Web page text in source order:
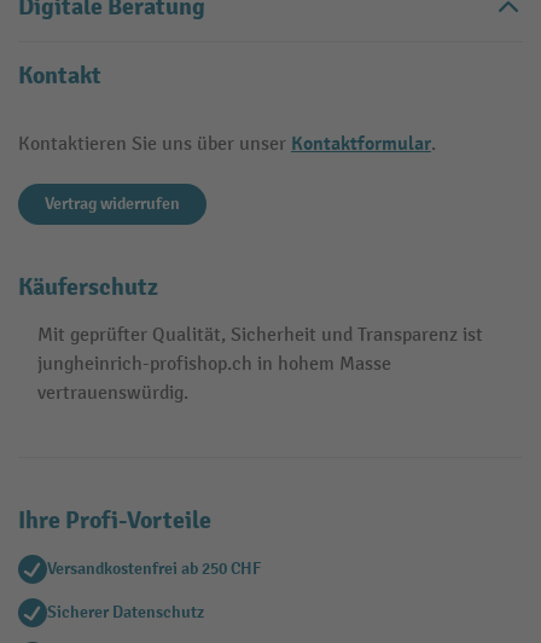
Digitale Beratung
Kontakt
Kontaktieren Sie uns über unser Kontaktformular.
Vertrag widerrufen
Käuferschutz
Mit geprüfter Qualität, Sicherheit und Transparenz ist
jungheinrich-profishop.ch in hohem Masse
vertrauenswürdig.
Ihre Profi-Vorteile
Versandkostenfrei ab 250 CHF
Sicherer Datenschutz